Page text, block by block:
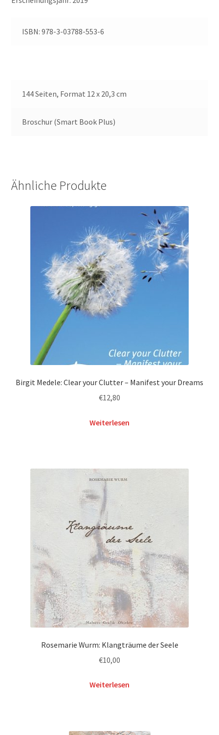
ISBN: 978-3-03788-553-6
144 Seiten, Format 12 x 20,3 cm
Broschur (Smart Book Plus)
Ähnliche Produkte
Birgit Medele: Clear your Clutter – Manifest your Dreams
€12,80
Weiterlesen
Rosemarie Wurm: Klangträume der Seele
€10,00
Weiterlesen